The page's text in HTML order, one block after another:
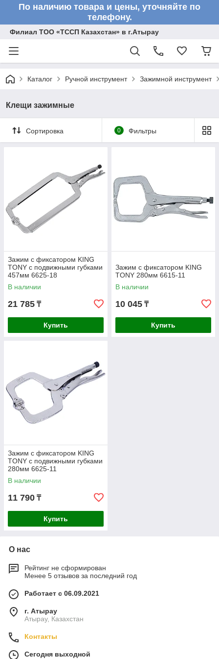
По наличию товара и цены, уточняйте по
телефону.
Филиал ТОО «ТССП Казахстан» в г.Атырау
Каталог Ручной инструмент Зажимной инструмент
Клещи зажимные
Сортировка 0 Фильтры
Зажим с фиксатором KING
TONY с подвижными губками
457мм 6625-18
В наличии
21 785 ₸
Купить
Зажим с фиксатором KING
TONY 280мм 6615-11
В наличии
10 045 ₸
Купить
Зажим с фиксатором KING
TONY с подвижными губками
280мм 6625-11
В наличии
11 790 ₸
Купить
О нас
Рейтинг не сформирован
Менее 5 отзывов за последний год
Работает с 06.09.2021
г. Атырау
Атырау, Казахстан
Контакты
Сегодня выходной